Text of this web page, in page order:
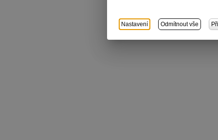
Nastavení Odmítnout vše